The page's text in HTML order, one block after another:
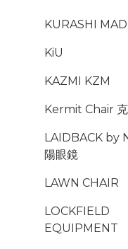
KURASHI
KiU
KAZMI KZM
Kermit Chair
LAIDBACK by
陽眼鏡
LAWN CHAIR
LOCKFIELD
EQUIPMENT